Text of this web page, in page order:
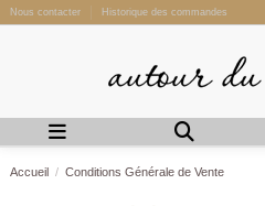
Nous contacter Historique des commandes
Accueil Conditions Générale de Vente